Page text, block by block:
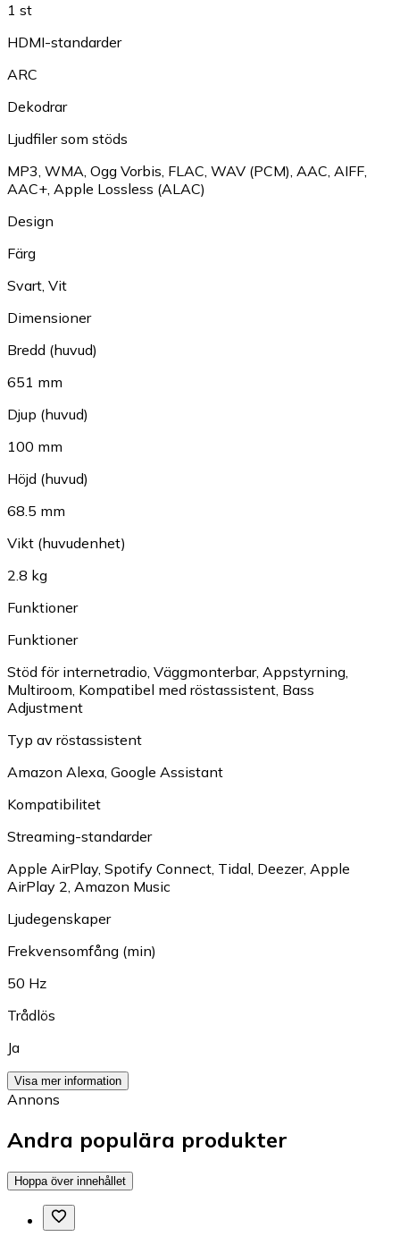
1 st
HDMI-standarder
ARC
Dekodrar
Ljudfiler som stöds
MP3, WMA, Ogg Vorbis, FLAC, WAV (PCM), AAC, AIFF,
AAC+, Apple Lossless (ALAC)
Design
Färg
Svart, Vit
Dimensioner
Bredd (huvud)
651 mm
Djup (huvud)
100 mm
Höjd (huvud)
68.5 mm
Vikt (huvudenhet)
2.8 kg
Funktioner
Funktioner
Stöd för internetradio, Väggmonterbar, Appstyrning,
Multiroom, Kompatibel med röstassistent, Bass
Adjustment
Typ av röstassistent
Amazon Alexa, Google Assistant
Kompatibilitet
Streaming-standarder
Apple AirPlay, Spotify Connect, Tidal, Deezer, Apple
AirPlay 2, Amazon Music
Ljudegenskaper
Frekvensomfång (min)
50 Hz
Trådlös
Ja
Visa mer information
Annons
Andra populära produkter
Hoppa över innehållet